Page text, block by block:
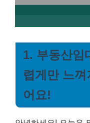
1. 부동산임
렵게만 느
어요!